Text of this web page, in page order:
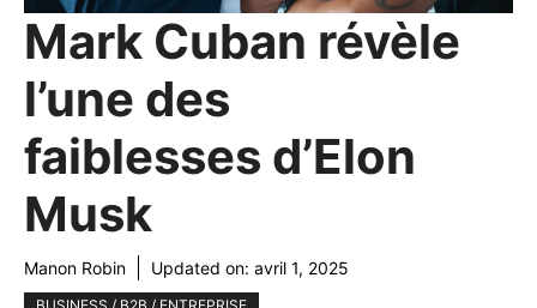
Mark Cuban révèle
l’une des
faiblesses d’Elon
Musk
Manon Robin Updated on: avril 1, 2025